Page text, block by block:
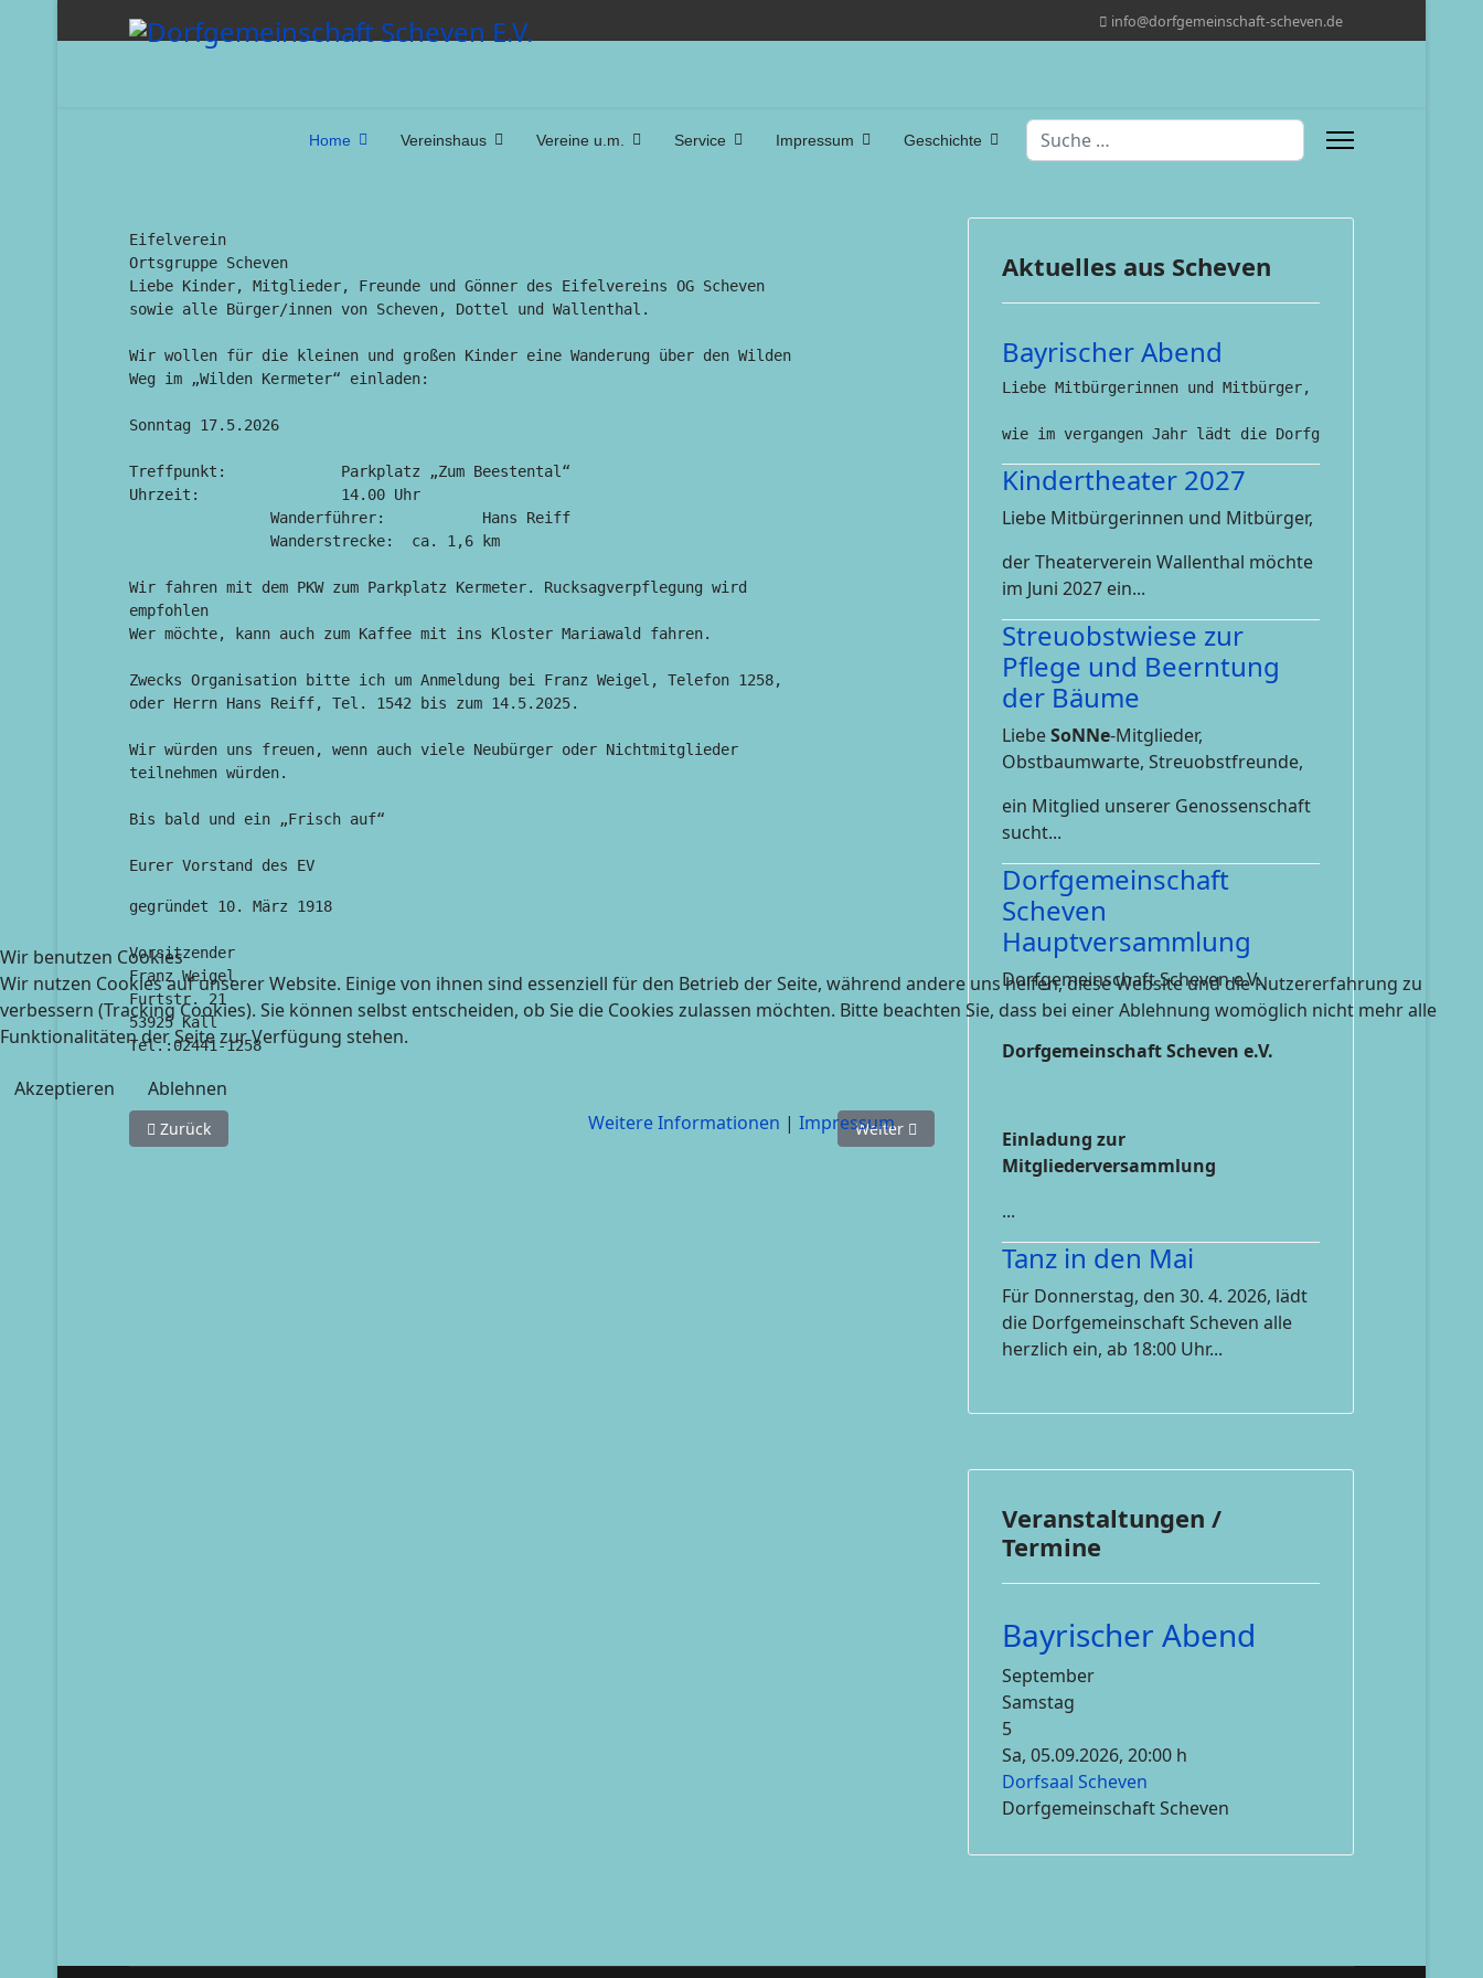
info@dorfgemeinschaft-scheven.de
Home Vereinshaus Vereine u.m. Service Impressum Geschichte Suchen
Eifelverein
Ortsgruppe Scheven
Liebe Kinder, Mitglieder, Freunde und Gönner des Eifelvereins OG Scheven
sowie alle Bürger/innen von Scheven, Dottel und Wallenthal.
Wir wollen für die kleinen und großen Kinder eine Wanderung über den Wilden
Weg im „Wilden Kermeter“ einladen:
Sonntag 17.5.2026
Treffpunkt:		Parkplatz „Zum Beestental“
Uhrzeit:		14.00 Uhr
Wir fahren mit dem PKW zum Parkplatz Kermeter. Rucksagverpflegung wird
empfohlen
Wer möchte, kann auch zum Kaffee mit ins Kloster Mariawald fahren.
Zwecks Organisation bitte ich um Anmeldung bei Franz Weigel, Telefon 1258,
oder Herrn Hans Reiff, Tel. 1542 bis zum 14.5.2025.
Wir würden uns freuen, wenn auch viele Neubürger oder Nichtmitglieder
teilnehmen würden.
Bis bald und ein „Frisch auf“
Eurer Vorstand des EV
gegründet 10. März 1918
Vorsitzender
Franz Weigel
Furtstr. 21
53925 Kall
Vorheriger Beitrag: Streuobstwiese zur Pflege und Beerntung der Bäume
Zurück Nächster Beitrag: Dorfgemeinschaft Scheven Hauptversammlung
Weiter
Aktuelles aus Scheven
Bayrischer Abend
Liebe Mitbürgerinnen und Mitbürger,
wie im vergangen Jahr lädt die Dorfgemeinschaft
Kindertheater 2027
Liebe Mitbürgerinnen und Mitbürger,
der Theaterverein Wallenthal möchte
im Juni 2027 ein...
Streuobstwiese zur
Pflege und Beerntung
der Bäume
LiebeSoNNe-Mitglieder,
Obstbaumwarte, Streuobstfreunde,
ein Mitglied unserer Genossenschaft
sucht...
Dorfgemeinschaft
Scheven
Hauptversammlung
Dorfgemeinschaft Scheven e.V.
Dorfgemeinschaft Scheven e.V.
Einladung zur
Mitgliederversammlung
...
Tanz in den Mai
Für Donnerstag, den 30. 4. 2026, lädt
die Dorfgemeinschaft Scheven alle
herzlich ein, ab 18:00 Uhr...
Veranstaltungen /
Termine
Bayrischer Abend
September
Samstag
5
Sa, 05.09.2026, 20:00 h
Dorfsaal Scheven
Dorfgemeinschaft Scheven
Wir benutzen Cookies
Wir nutzen Cookies auf unserer Website. Einige von ihnen sind essenziell für den Betrieb der Seite, während andere uns helfen, diese Website und die Nutzererfahrung zu
verbessern (Tracking Cookies). Sie können selbst entscheiden, ob Sie die Cookies zulassen möchten. Bitte beachten Sie, dass bei einer Ablehnung womöglich nicht mehr alle
Funktionalitäten der Seite zur Verfügung stehen.
Akzeptieren
Ablehnen
Weitere Informationen | Impressum